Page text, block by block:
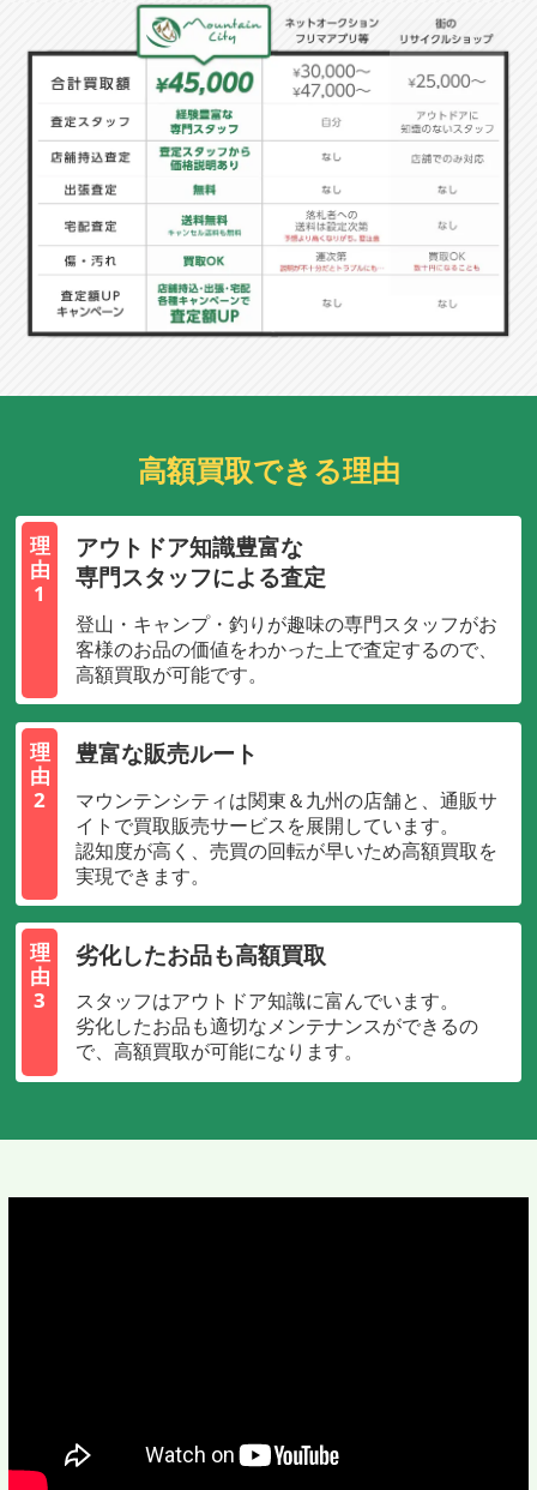
高額買取できる理由
理
由
1
アウトドア知識豊富な
専門スタッフによる査定
登山・キャンプ・釣りが趣味の専門スタッフがお
客様のお品の価値をわかった上で査定するので、
高額買取が可能です。
理
由
2
豊富な販売ルート
マウンテンシティは関東＆九州の店舗と、通販サ
イトで買取販売サービスを展開しています。
認知度が高く、売買の回転が早いため高額買取を
実現できます。
理
由
3
劣化したお品も高額買取
スタッフはアウトドア知識に富んでいます。
劣化したお品も適切なメンテナンスができるの
で、高額買取が可能になります。